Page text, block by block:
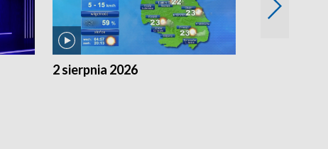
2 sierpnia 2026